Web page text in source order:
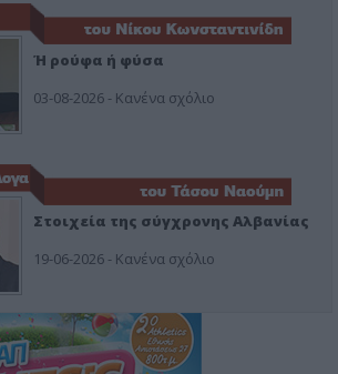
Ή ρούφα ή φύσα
03-08-2026 - Κανένα σχόλιο
Στοιχεία της σύγχρονης Αλβανίας
19-06-2026 - Κανένα σχόλιο